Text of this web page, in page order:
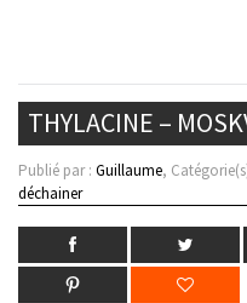
THYLACINE –
Publié par : Guillaume,
déchainer